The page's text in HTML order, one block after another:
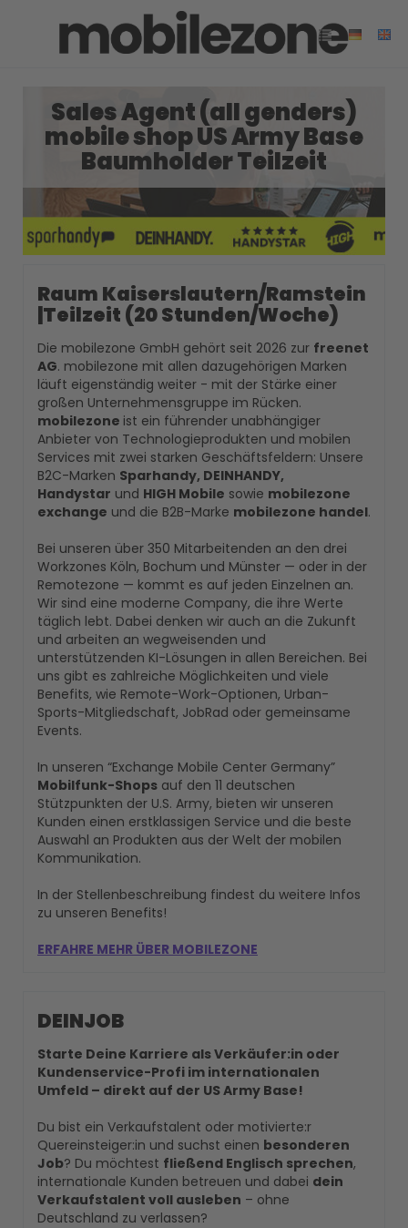
Sales Agent (all genders)
mobile shop US Army Base
Baumholder Teilzeit
Raum Kaiserslautern/Ramstein
|Teilzeit (20 Stunden/Woche)
Die mobilezone GmbH gehört seit 2026 zur freenet
AG. mobilezone mit allen dazugehörigen Marken
läuft eigenständig weiter - mit der Stärke einer
großen Unternehmensgruppe im Rücken.
mobilezone ist ein führender unabhängiger
Anbieter von Technologieprodukten und mobilen
Services mit zwei starken Geschäftsfeldern: Unsere
B2C-Marken Sparhandy, DEINHANDY,
Handystar und HIGH Mobile sowie mobilezone
exchange und die B2B-Marke mobilezone handel.
Bei unseren über 350 Mitarbeitenden an den drei
Workzones Köln, Bochum und Münster — oder in der
Remotezone — kommt es auf jeden Einzelnen an.
Wir sind eine moderne Company, die ihre Werte
täglich lebt. Dabei denken wir auch an die Zukunft
und arbeiten an wegweisenden und
unterstützenden KI-Lösungen in allen Bereichen. Bei
uns gibt es zahlreiche Möglichkeiten und viele
Benefits, wie Remote-Work-Optionen, Urban-
Sports-Mitgliedschaft, JobRad oder gemeinsame
Events.
In unseren “Exchange Mobile Center Germany”
Mobilfunk-Shops auf den 11 deutschen
Stützpunkten der U.S. Army, bieten wir unseren
Kunden einen erstklassigen Service und die beste
Auswahl an Produkten aus der Welt der mobilen
Kommunikation.
In der Stellenbeschreibung findest du weitere Infos
zu unseren Benefits!
ERFAHRE MEHR ÜBER MOBILEZONE
DEINJOB
Starte Deine Karriere als Verkäufer:in oder
Kundenservice-Profi im internationalen
Umfeld – direkt auf der US Army Base!
Du bist ein Verkaufstalent oder motivierte:r
Quereinsteiger:in und suchst einen besonderen
Job? Du möchtest fließend Englisch sprechen,
internationale Kunden betreuen und dabei dein
Verkaufstalent voll ausleben – ohne
Deutschland zu verlassen?